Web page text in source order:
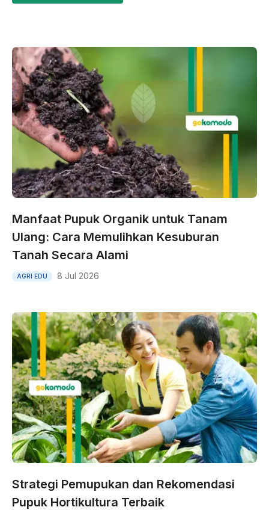
Manfaat Pupuk Organik untuk Tanam
Ulang: Cara Memulihkan Kesuburan
Tanah Secara Alami
AGRI EDU 8 Jul 2026
Strategi Pemupukan dan Rekomendasi
Pupuk Hortikultura Terbaik